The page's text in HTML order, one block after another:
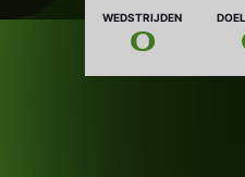
WEDSTRIJDEN
0